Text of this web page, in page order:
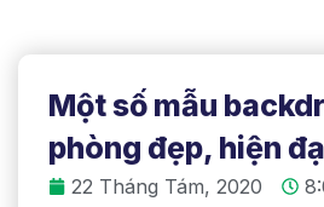
Một số mẫu
phòng đẹp, hiện
22 Tháng Tám, 2020